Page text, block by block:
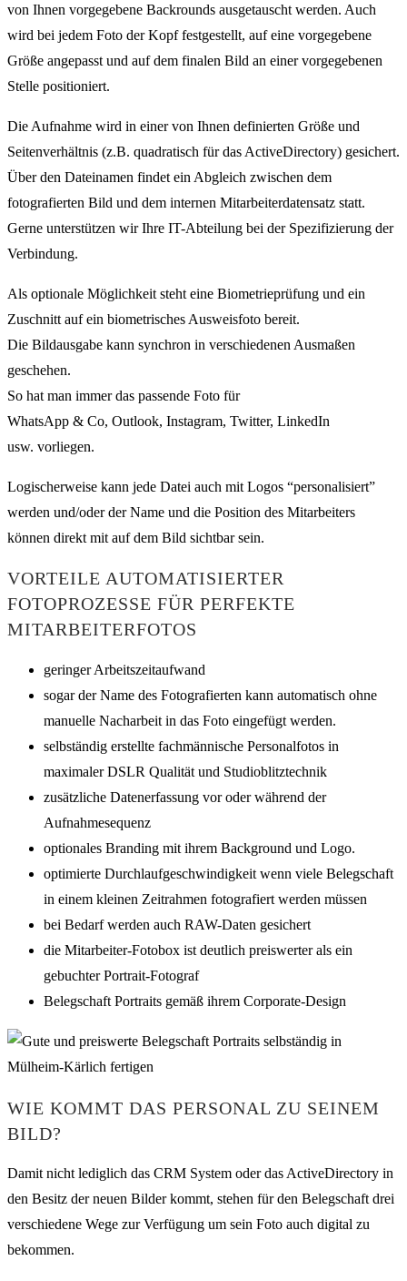
von Ihnen vorgegebene Backrounds ausgetauscht werden. Auch
wird bei jedem Foto der Kopf festgestellt, auf eine vorgegebene
Größe angepasst und auf dem finalen Bild an einer vorgegebenen
Stelle positioniert.
Die Aufnahme wird in einer von Ihnen definierten Größe und
Seitenverhältnis (z.B. quadratisch für das ActiveDirectory) gesichert.
Über den Dateinamen findet ein Abgleich zwischen dem
fotografierten Bild und dem internen Mitarbeiterdatensatz statt.
Gerne unterstützen wir Ihre IT-Abteilung bei der Spezifizierung der
Verbindung.
Als optionale Möglichkeit steht eine Biometrieprüfung und ein
Zuschnitt auf ein biometrisches Ausweisfoto bereit.
Die Bildausgabe kann synchron in verschiedenen Ausmaßen
geschehen.
So hat man immer das passende Foto für
WhatsApp & Co, Outlook, Instagram, Twitter, LinkedIn
usw. vorliegen.
Logischerweise kann jede Datei auch mit Logos “personalisiert”
werden und/oder der Name und die Position des Mitarbeiters
können direkt mit auf dem Bild sichtbar sein.
VORTEILE AUTOMATISIERTER
FOTOPROZESSE FÜR PERFEKTE
MITARBEITERFOTOS
geringer Arbeitszeitaufwand
sogar der Name des Fotografierten kann automatisch ohne
manuelle Nacharbeit in das Foto eingefügt werden.
selbständig erstellte fachmännische Personalfotos in
maximaler DSLR Qualität und Studioblitztechnik
zusätzliche Datenerfassung vor oder während der
Aufnahmesequenz
optionales Branding mit ihrem Background und Logo.
optimierte Durchlaufgeschwindigkeit wenn viele Belegschaft
in einem kleinen Zeitrahmen fotografiert werden müssen
bei Bedarf werden auch RAW-Daten gesichert
die Mitarbeiter-Fotobox ist deutlich preiswerter als ein
gebuchter Portrait-Fotograf
Belegschaft Portraits gemäß ihrem Corporate-Design
WIE KOMMT DAS PERSONAL ZU SEINEM
BILD?
Damit nicht lediglich das CRM System oder das ActiveDirectory in
den Besitz der neuen Bilder kommt, stehen für den Belegschaft drei
verschiedene Wege zur Verfügung um sein Foto auch digital zu
bekommen.